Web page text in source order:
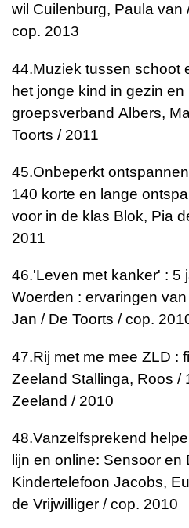
wil Cuilenburg, Paula van
cop. 2013
44.Muziek tussen schoot
het jonge kind in gezin en
groepsverband Albers,
Toorts / 2011
45.Onbeperkt
140 korte en lange
voor in de klas Blok, Pia
2011
46.'Leven met kanker' : 5
Woerden : ervaringen
Jan / De Toorts / cop.
47.Rij met me mee ZLD :
Zeeland Stallinga, Roos /
Zeeland / 2010
48.Vanzelfsprekend
lijn en online: Sensoor en
Kindertelefoon Jacobs,
de Vrijwilliger / cop. 2010